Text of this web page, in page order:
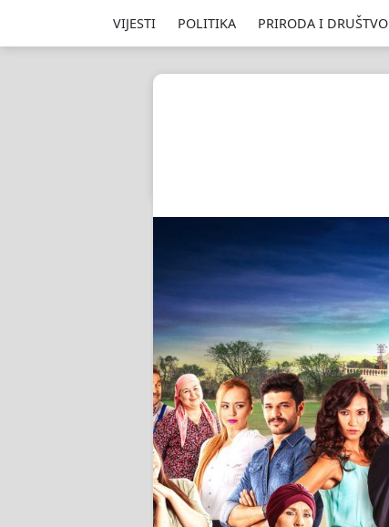
VIJESTI POLITIKA PRIRODA I DRUŠTVO